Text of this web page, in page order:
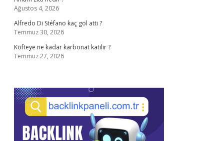
Ağustos 4, 2026
Alfredo Di Stéfano kaç gol attı ?
Temmuz 30, 2026
Köfteye ne kadar karbonat katılır ?
Temmuz 27, 2026